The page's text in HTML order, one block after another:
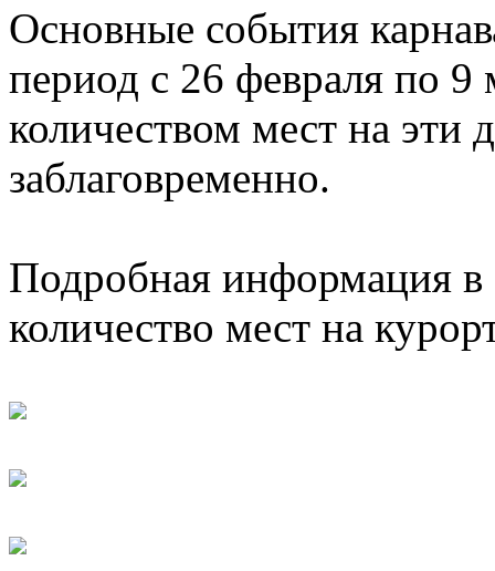
Основные события
период c 26 февраля по 9
количеством мест на эти
заблаговременно.
Подробная информация в
количество мест на